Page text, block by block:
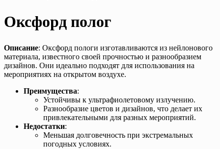
Оксфорд полог
Описание: Оксфорд пологи изготавливаются из нейлонового
материала, известного своей прочностью и разнообразием
дизайнов. Они идеально подходят для использования на
мероприятиях на открытом воздухе.
Преимущества:
Устойчивы к ультрафиолетовому излучению.
Разнообразие цветов и дизайнов, что делает их
привлекательными для разных мероприятий.
Недостатки:
Меньшая долговечность при экстремальных
погодных условиях.